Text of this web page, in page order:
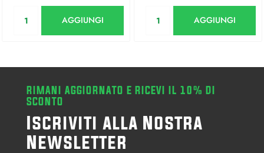
AGGIUNGI AGGIUNGI
RIMANI AGGIORNATO E RICEVI IL 10% DI
SCONTO
Iscriviti alla Nostra
Newsletter